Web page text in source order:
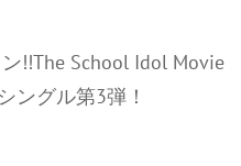
!!The School Idol Movie
ングル第3弾！